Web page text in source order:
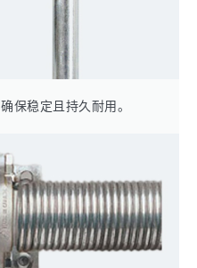
保稳定且持久耐用。